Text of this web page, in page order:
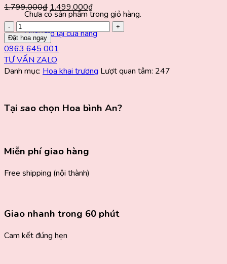
Chưa có sản phẩm trong giỏ hàng.
Quay trở lại cửa hàng
1.799.000₫ Giá
gốc
là:
1.799.000₫.
1.499.000₫Giá
hiện
tại
là:
Lẵng
hoa
khai
trương
#043
Đặt hoa ngay
0963 645 001
TƯ VẤN ZALO
Danh mục: Hoa khai trương Lượt quan tâm: 247
Tại sao chọn Hoa bình An?
Miễn phí giao hàng
Free shipping (nội thành)
Giao nhanh trong 60 phút
Cam kết đúng hẹn